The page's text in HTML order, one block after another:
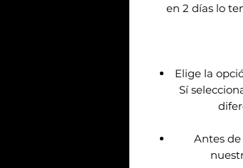
en 2 días lo
Elige la
Sí
Antes